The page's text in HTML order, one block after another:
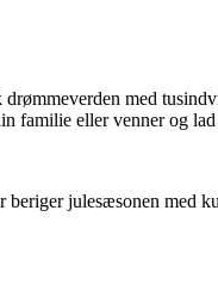
med
familie eller venner og
julesæsonen med